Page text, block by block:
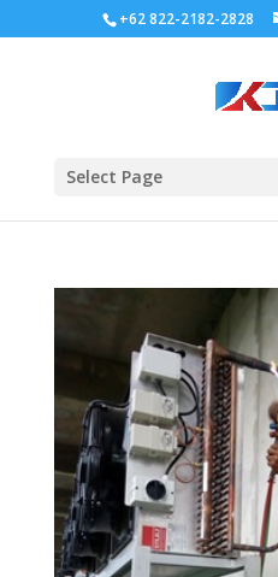
+62 822-2182-2828
Select Page